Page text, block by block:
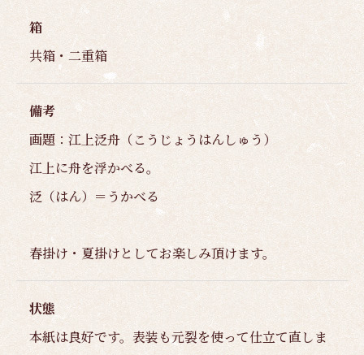
箱
共箱・二重箱
備考
画題：江上泛舟（こうじょうはんしゅう）
江上に舟を浮かべる。
泛（はん）＝うかべる
春掛け・夏掛けとしてお楽しみ頂けます。
状態
本紙は良好です。表装も元裂を使って仕立て直しま